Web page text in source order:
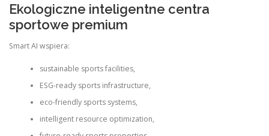
Ekologiczne inteligentne centra
sportowe premium
Smart AI wspiera:
sustainable sports facilities,
ESG-ready sports infrastructure,
eco-friendly sports systems,
intelligent resource optimization,